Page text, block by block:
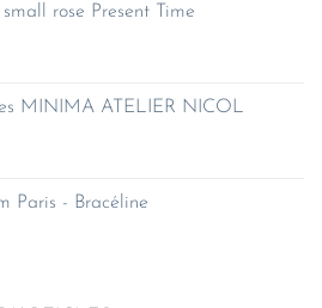
rose Present Time
MINIMA ATELIER NICOL
Paris - Bracéline